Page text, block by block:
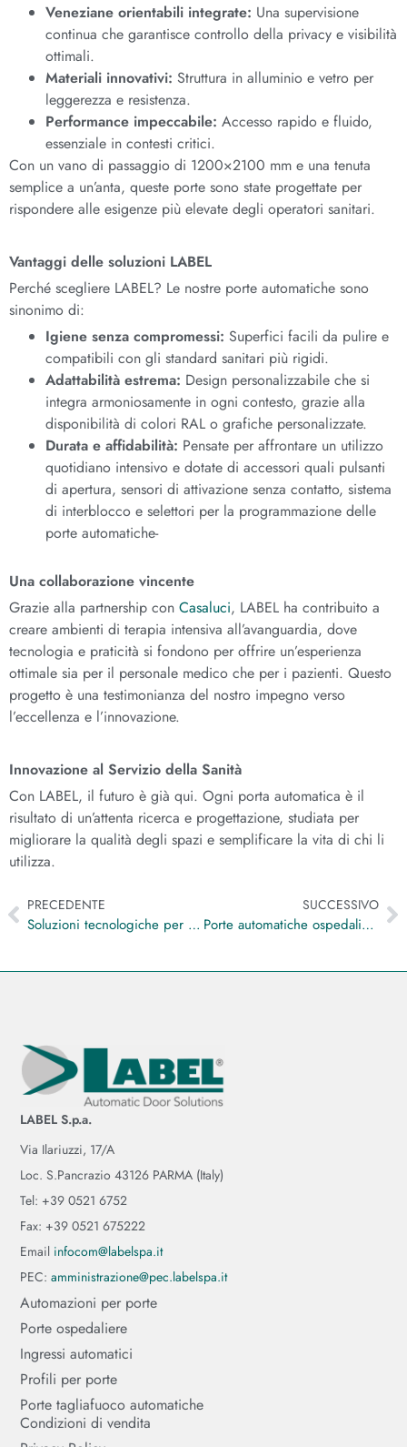
Veneziane orientabili integrate: Una supervisione
continua che garantisce controllo della privacy e visibilità
ottimali.
Materiali innovativi: Struttura in alluminio e vetro per
leggerezza e resistenza.
Performance impeccabile: Accesso rapido e fluido,
essenziale in contesti critici.
Con un vano di passaggio di 1200×2100 mm e una tenuta
semplice a un’anta, queste porte sono state progettate per
rispondere alle esigenze più elevate degli operatori sanitari.
Vantaggi delle soluzioni LABEL
Perché scegliere LABEL? Le nostre porte automatiche sono
sinonimo di:
Igiene senza compromessi: Superfici facili da pulire e
compatibili con gli standard sanitari più rigidi.
Adattabilità estrema: Design personalizzabile che si
integra armoniosamente in ogni contesto, grazie alla
disponibilità di colori RAL o grafiche personalizzate.
Durata e affidabilità: Pensate per affrontare un utilizzo
quotidiano intensivo e dotate di accessori quali pulsanti
di apertura, sensori di attivazione senza contatto, sistema
di interblocco e selettori per la programmazione delle
porte automatiche-
Una collaborazione vincente
Grazie alla partnership con Casaluci, LABEL ha contribuito a
creare ambienti di terapia intensiva all’avanguardia, dove
tecnologia e praticità si fondono per offrire un’esperienza
ottimale sia per il personale medico che per i pazienti. Questo
progetto è una testimonianza del nostro impegno verso
l’eccellenza e l’innovazione.
Innovazione al Servizio della Sanità
Con LABEL, il futuro è già qui. Ogni porta automatica è il
risultato di un’attenta ricerca e progettazione, studiata per
migliorare la qualità degli spazi e semplificare la vita di chi li
utilizza.
PRECEDENTE
Soluzioni tecnologiche per ambienti sanitari: le porte automatiche ospedaliere LABEL per il Policlinico di Bari
SUCCESSIVO
Porte automatiche ospedaliere LABEL nella Clinique Athena di Costantina
LABEL S.p.a.
Via Ilariuzzi, 17/A
Loc. S.Pancrazio 43126 PARMA (Italy)
Tel: +39 0521 6752
Fax: +39 0521 675222
Email infocom@labelspa.it
PEC:amministrazione@pec.labelspa.it
Automazioni per porte
Porte ospedaliere
Ingressi automatici
Profili per porte
Porte tagliafuoco automatiche
Condizioni di vendita